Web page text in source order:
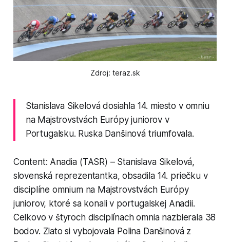
Zdroj: teraz.sk
Stanislava Sikelová dosiahla 14. miesto v omniu
na Majstrovstvách Európy juniorov v
Portugalsku. Ruska Danšinová triumfovala.
Content: Anadia (TASR) – Stanislava Sikelová,
slovenská reprezentantka, obsadila 14. priečku v
disciplíne omnium na Majstrovstvách Európy
juniorov, ktoré sa konali v portugalskej Anadii.
Celkovo v štyroch disciplínach omnia nazbierala 38
bodov. Zlato si vybojovala Polina Danšinová z